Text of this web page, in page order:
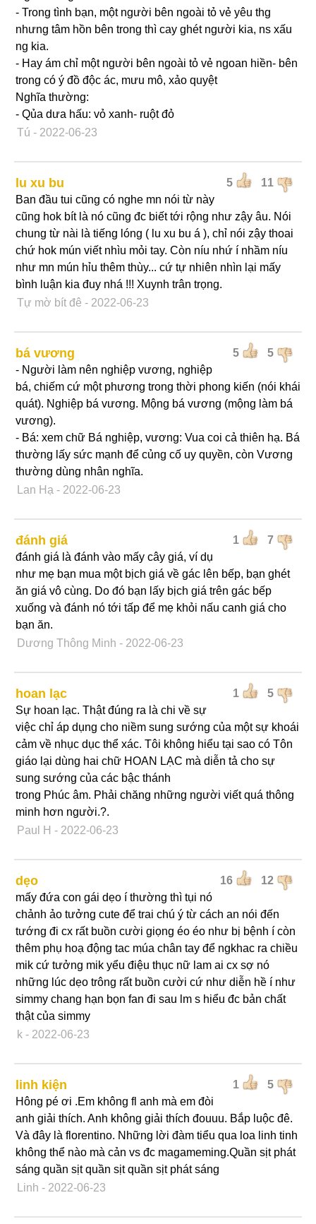
- Trong tình bạn, một người bên ngoài tỏ vẻ yêu thg
nhưng tâm hồn bên trong thì cay ghét người kia, ns xấu
ng kia.
- Hay ám chỉ một người bên ngoài tỏ vẻ ngoan hiền- bên
trong có ý đồ độc ác, mưu mô, xảo quyệt
Nghĩa thường:
- Qủa dưa hấu: vỏ xanh- ruột đỏ
Tú - 2022-06-23
5 11
lu xu bu
Ban đầu tui cũng có nghe mn nói từ này
cũng hok bít là nó cũng đc biết tới rộng như zậy âu. Nói
chung từ nài là tiếng lóng ( lu xu bu á ), chỉ nói zậy thoai
chứ hok mún viết nhìu mỏi tay. Còn níu nhứ í nhầm níu
như mn mún hỉu thêm thùy... cứ tự nhiên nhìn lại mấy
bình luận kia đuy nhá !!! Xuynh trân trọng.
Tự mờ bít đê - 2022-06-23
5 5
bá vương
- Người làm nên nghiệp vương, nghiệp
bá, chiếm cứ một phương trong thời phong kiến (nói khái
quát). Nghiệp bá vương. Mộng bá vương (mộng làm bá
vương).
- Bá: xem chữ Bá nghiệp, vương: Vua coi cả thiên hạ. Bá
thường lấy sức mạnh để củng cố uy quyền, còn Vương
thường dùng nhân nghĩa.
Lan Hạ - 2022-06-23
1 7
đánh giá
đánh giá là đánh vào mấy cây giá, ví dụ
như mẹ bạn mua một bịch giá về gác lên bếp, bạn ghét
ăn giá vô cùng. Do đó bạn lấy bịch giá trên gác bếp
xuống và đánh nó tới tấp để mẹ khỏi nấu canh giá cho
bạn ăn.
Dương Thông Minh - 2022-06-23
1 5
hoan lạc
Sự hoan lạc. Thật đúng ra là chi về sự
việc chỉ áp dụng cho niềm sung sướng của một sự khoái
cảm về nhục dục thể xác. Tôi không hiểu tại sao có Tôn
giáo lại dùng hai chữ HOAN LẠC mà diễn tả cho sự
sung sướng của các bậc thánh
trong Phúc âm. Phải chăng những người viết quá thông
minh hơn người.?.
Paul H - 2022-06-23
16 12
dẹo
mấy đứa con gái dẹo í thường thì tụi nó
chảnh ảo tưởng cute để trai chú ý từ cách an nói đến
tướng đi cx rất buồn cười giọng éo éo như bị bệnh í còn
thêm phụ hoạ động tac múa chân tay để ngkhac ra chiều
mik cứ tưởng mik yểu điệu thục nữ lam ai cx sợ nó
những lúc dẹo trông rất buồn cười cứ như diễn hề í như
simmy chang hạn bọn fan đi sau lm s hiểu đc bản chất
thật của simmy
k - 2022-06-23
1 5
linh kiện
Hông pé ơi .Em không fl anh mà em đòi
anh giải thích. Anh không giải thích đouuu. Bắp luộc đê.
Và đây là florentino. Những lời đàm tiểu qua loa linh tinh
không thể nào mà cản vs đc magameming.Quần sịt phát
sáng quần sịt quần sịt quần sịt phát sáng
Linh - 2022-06-23